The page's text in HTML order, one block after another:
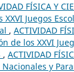
FÍSICA Y
Juegos
, ACTIVIDAD
de los XXVI
, ACTIVIDAD
y